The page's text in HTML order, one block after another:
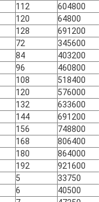
112 604800
120 64800
128 691200
72 345600
84 403200
96 460800
108 518400
120 576000
132 633600
144 691200
156 748800
168 806400
180 864000
192 921600
5 33750
6 40500